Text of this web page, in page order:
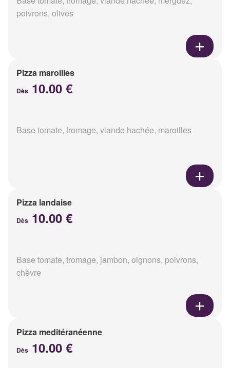
poivrons, olives
Pizza maroilles
Dès 10.00 €
Base tomate, fromage, viande hachée, maroilles
Pizza landaise
Dès 10.00 €
Base tomate, fromage, jambon, oignons, poivrons,
chèvre
Pizza meditéranéenne
Dès 10.00 €